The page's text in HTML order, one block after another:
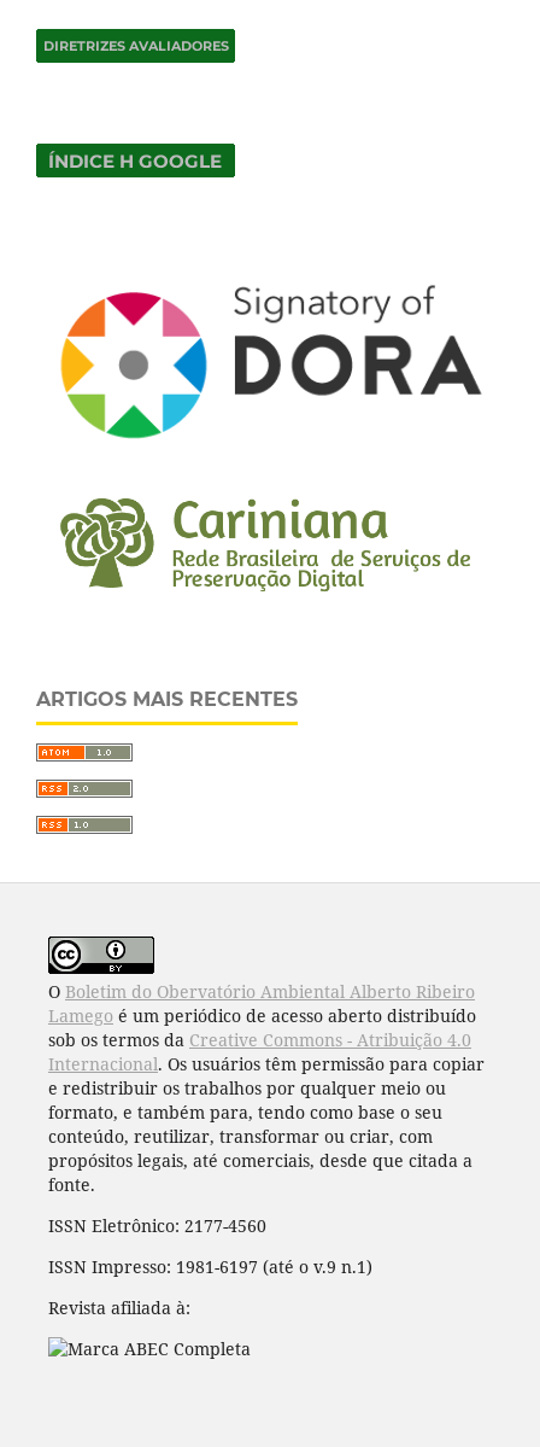
ARTIGOS MAIS RECENTES
O Boletim do Obervatório Ambiental Alberto Ribeiro
Lamego é um periódico de acesso aberto distribuído
sob os termos da Creative Commons - Atribuição 4.0
Internacional. Os usuários têm permissão para copiar
e redistribuir os trabalhos por qualquer meio ou
formato, e também para, tendo como base o seu
conteúdo, reutilizar, transformar ou criar, com
propósitos legais, até comerciais, desde que citada a
fonte.
ISSN Eletrônico: 2177-4560
ISSN Impresso: 1981-6197 (até o v.9 n.1)
Revista afiliada à: